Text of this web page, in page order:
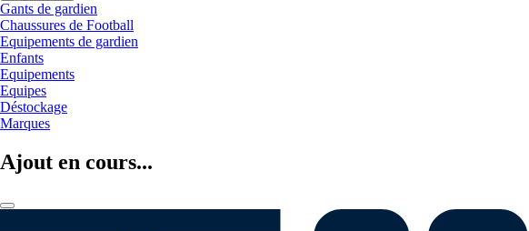
Gants de gardien
Chaussures de Football
Equipements de gardien
Enfants
Equipements
Equipes
Déstockage
Marques
Ajout en cours...